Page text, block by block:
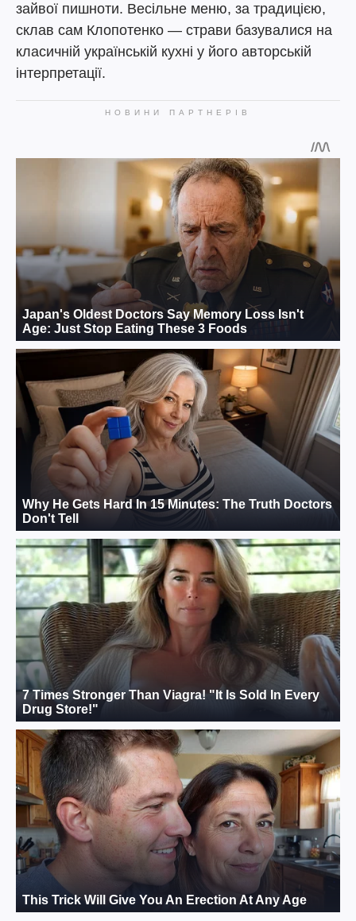
зайвої пишноти. Весільне меню, за традицією,
склав сам Клопотенко — страви базувалися на
класичній українській кухні у його авторській
інтерпретації.